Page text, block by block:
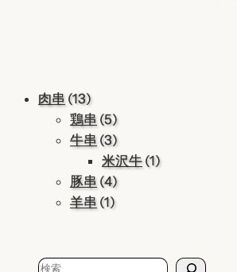
肉串 1313
個
の
商
品
鶏串 55
個
の
商
品
牛串 33
個
の
商
米沢牛 11
豚串 44
個
品
羊串 11
商
検